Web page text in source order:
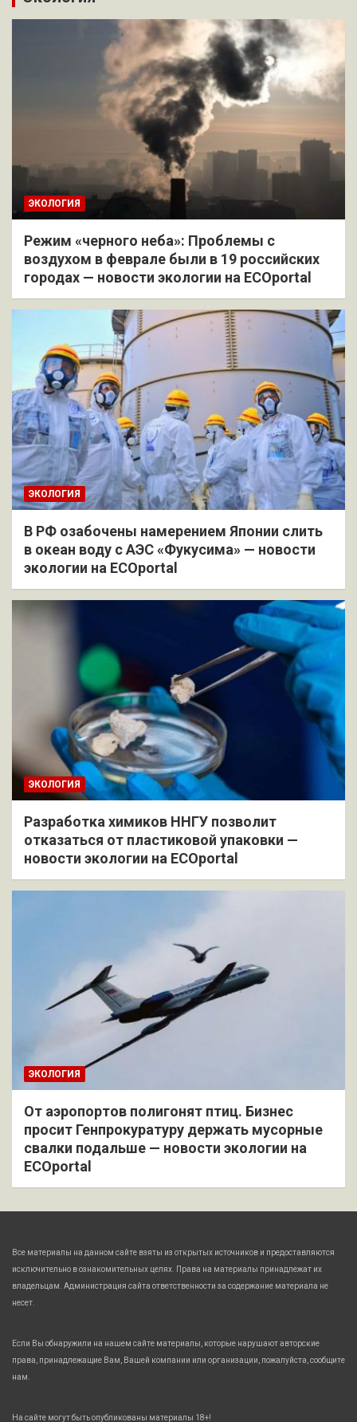
ЭКОЛОГИЯ
Режим «черного неба»: Проблемы с
воздухом в феврале были в 19 российских
городах — новости экологии на ECOportal
ЭКОЛОГИЯ
В РФ озабочены намерением Японии слить
в океан воду с АЭС «Фукусима» — новости
экологии на ECOportal
ЭКОЛОГИЯ
Разработка химиков ННГУ позволит
отказаться от пластиковой упаковки —
новости экологии на ECOportal
ЭКОЛОГИЯ
От аэропортов полигонят птиц. Бизнес
просит Генпрокуратуру держать мусорные
свалки подальше — новости экологии на
ECOportal
Все материалы на данном сайте взяты из открытых источников и предоставляются
исключительно в ознакомительных целях. Права на материалы принадлежат их
владельцам. Администрация сайта ответственности за содержание материала не
несет.
Если Вы обнаружили на нашем сайте материалы, которые нарушают авторские
права, принадлежащие Вам, Вашей компании или организации, пожалуйста, сообщите
нам.
На сайте могут быть опубликованы материалы 18+!